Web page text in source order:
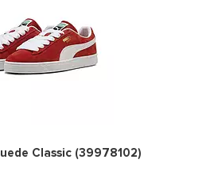
0
Classic (39978102)